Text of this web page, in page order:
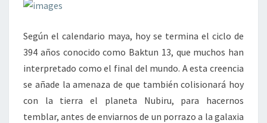
Según el calendario maya, hoy se termina el ciclo de
394 años conocido como Baktun 13, que muchos han
interpretado como el final del mundo. A esta creencia
se añade la amenaza de que también colisionará hoy
con la tierra el planeta Nubiru, para hacernos
temblar, antes de enviarnos de un porrazo a la galaxia